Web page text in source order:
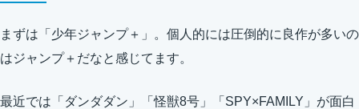
まずは「少年ジャンプ＋」。個人的には圧倒的に良作が多いの
はジャンプ＋だなと感じてます。
最近では「ダンダダン」「怪獣8号」「SPY×FAMILY」が面白